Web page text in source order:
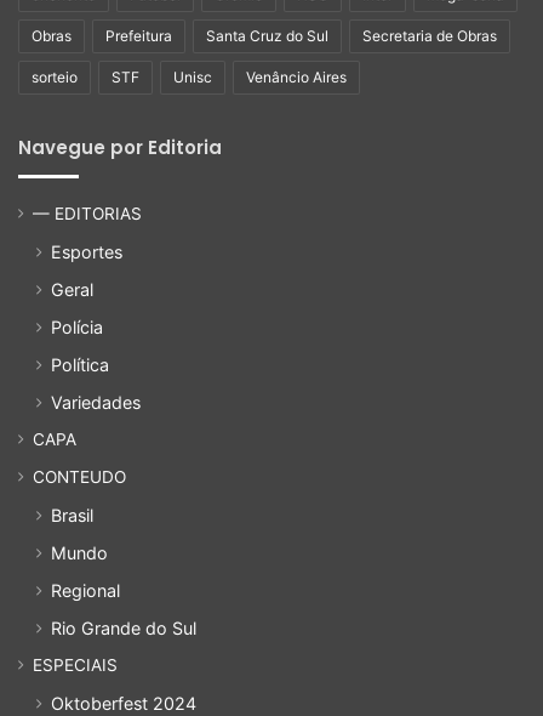
Obras Prefeitura Santa Cruz do Sul Secretaria de Obras
sorteio STF Unisc Venâncio Aires
Navegue por Editoria
— EDITORIAS
Esportes
Geral
Polícia
Política
Variedades
CAPA
CONTEUDO
Brasil
Mundo
Regional
Rio Grande do Sul
ESPECIAIS
Oktoberfest 2024